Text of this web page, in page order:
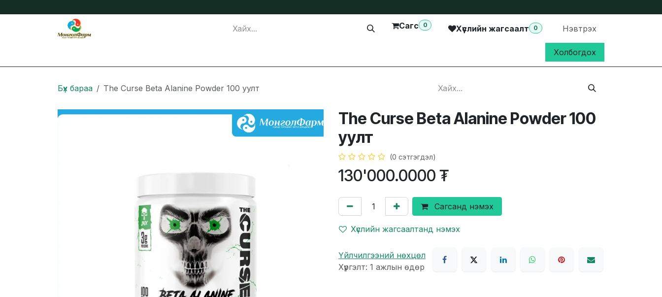
Сагс 0 Хүслийн жагсаалт 0 Нэвтрэх
Холбогдох
Бүх бараа The Curse Beta Alanine Powder 100 уулт
The Curse Beta Alanine Powder 100
уулт
(0 сэтгэгдэл)
130'000.0000 ₮
Сагсанд нэмэх
Хүслийн жагсаалтанд нэмэх
Үйлчилгээний нөхцөл
Хүргэлт: 1 ажлын өдөр